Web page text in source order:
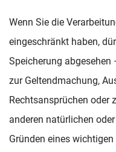
Wenn Sie die
eingeschränkt haben,
Speicherung
zur Geltendmachung,
Rechtsansprüchen oder
anderen natürlichen
Gründen eines